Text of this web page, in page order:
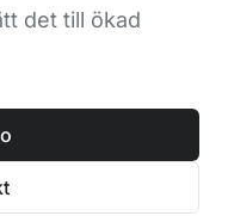
det till ökad